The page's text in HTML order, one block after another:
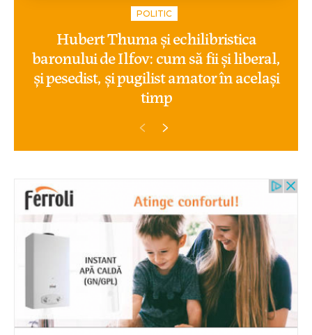
POLITIC
Hubert Thuma și echilibristica
baronului de Ilfov: cum să fii și liberal,
și pesedist, și pugilist amator în același
timp